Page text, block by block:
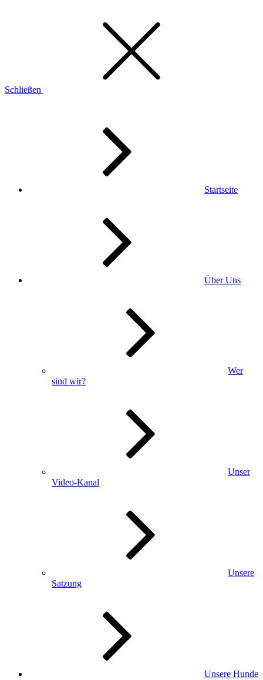
Schließen
Startseite
Über Uns
Wer
sind wir?
Unser
Video-Kanal
Unsere
Satzung
Unsere Hunde